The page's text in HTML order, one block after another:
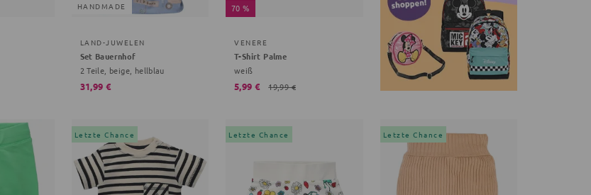
HANDMADE
LAND-JUWELEN
Set Bauernhof
2 Teile, beige, hellblau
31,99 €
70 %
VENERE
T-Shirt Palme
weiß
5,99 € 19,99 €
Letzte Chance Letzte Chance Letzte Chance